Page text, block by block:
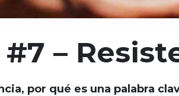
–
por qué es una palabra